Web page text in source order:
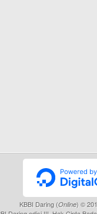
KBBI Daring (Online) ©